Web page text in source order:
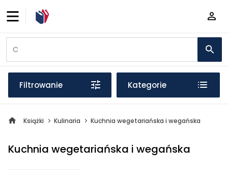
Filtrowanie Kategorie
Książki Kulinaria Kuchnia wegetariańska i wegańska
Kuchnia wegetariańska i wegańska